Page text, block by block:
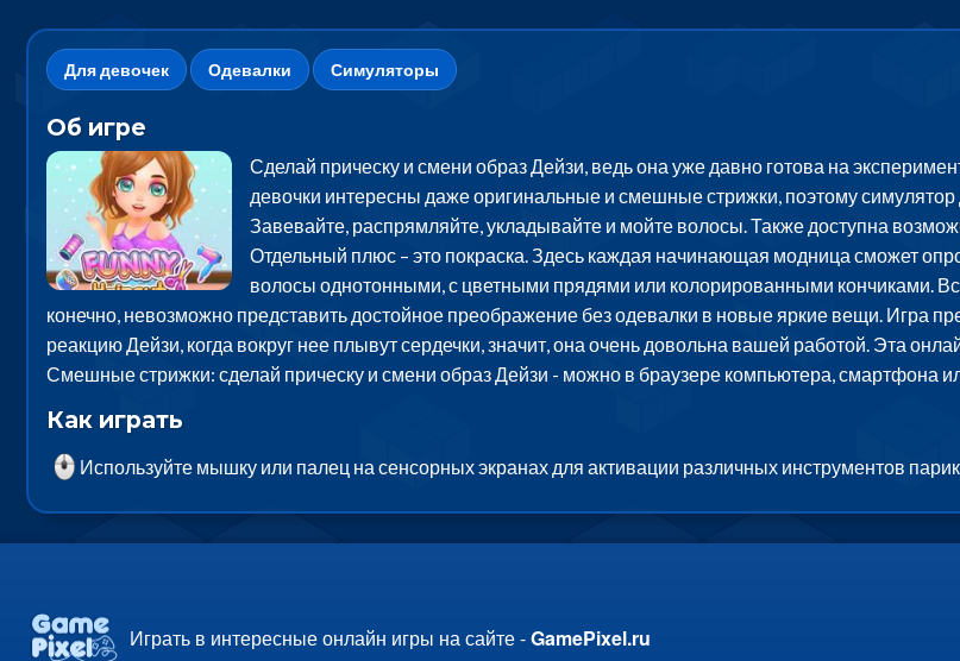
Для девочек Одевалки Симуляторы
Об игре
Сделай прическу и смени образ Дейзи, ведь она уже давно готова на
девочки интересны даже оригинальные и смешные стрижки, поэтому
Завевайте, распрямляйте, укладывайте и мойте волосы. Также доступна
Отдельный плюс – это покраска. Здесь каждая начинающая модница сможет
волосы однотонными, с цветными прядями или колорированными кончиками.
конечно, невозможно представить достойное преображение без одевалки в новые яркие вещи. Игра
реакцию Дейзи, когда вокруг нее плывут сердечки, значит, она очень довольна вашей работой. Эта
Смешные стрижки: сделай прическу и смени образ Дейзи - можно в браузере компьютера, смартфона
Как играть
Используйте мышку или палец на сенсорных экранах для активации различных инструментов
Играть в интересные онлайн игры на сайте -GamePixel.ru